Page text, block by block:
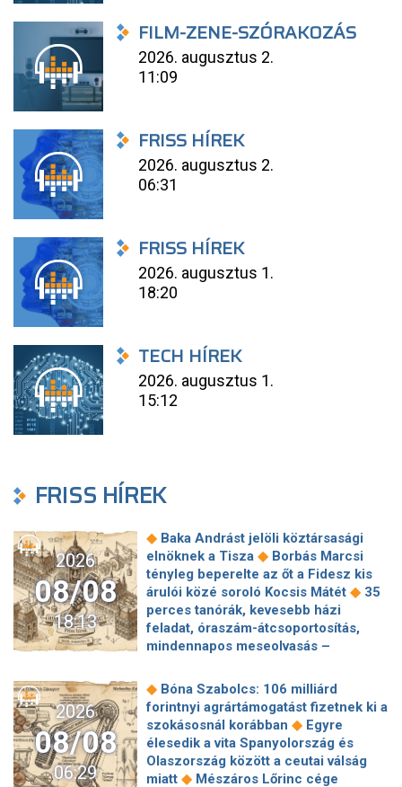
FILM-ZENE-SZÓRAKOZÁS
2026. augusztus 2.
11:09
FRISS HÍREK
2026. augusztus 2.
06:31
FRISS HÍREK
2026. augusztus 1.
18:20
TECH HÍREK
2026. augusztus 1.
15:12
FRISS HÍREK
2026
08/08
18:13
◆ Baka Andrást jelöli köztársasági
elnöknek a Tisza ◆ Borbás Marcsi
tényleg beperelte az őt a Fidesz kis
árulói közé soroló Kocsis Mátét ◆ 35
perces tanórák, kevesebb házi
feladat, óraszám-átcsoportosítás,
mindennapos meseolvasás –
tagozatos javaslatcsomagja
Lemond és az egyetemről is távozik
az Ádám Zoltánt kirúgó corvinusos
rektorhelyettes◆
Katasztrófavédelem: Ez már nekünk is
sok! És sajnos nem látjuk a végét ◆
2026
08/08
06:29
◆ Bóna Szabolcs: 106 milliárd
forintnyi agrártámogatást fizetnek ki a
szokásosnál korábban ◆ Egyre
élesedik a vita Spanyolország és
Olaszország között a ceutai válság
miatt ◆ Mészáros Lőrinc cége